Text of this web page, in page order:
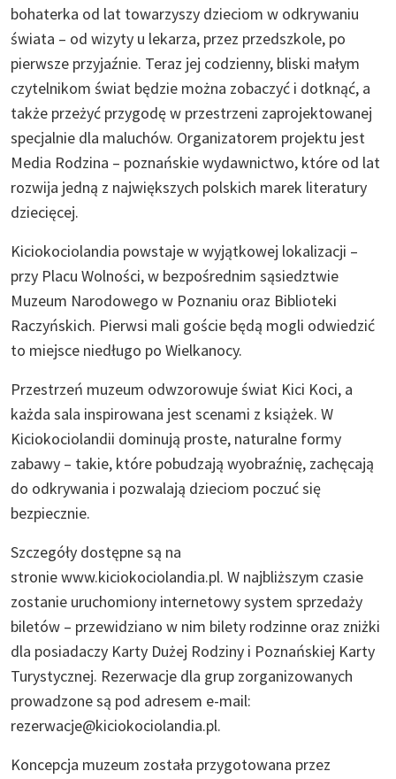
bohaterka od lat towarzyszy dzieciom w odkrywaniu
świata – od wizyty u lekarza, przez przedszkole, po
pierwsze przyjaźnie. Teraz jej codzienny, bliski małym
czytelnikom świat będzie można zobaczyć i dotknąć, a
także przeżyć przygodę w przestrzeni zaprojektowanej
specjalnie dla maluchów. Organizatorem projektu jest
Media Rodzina – poznańskie wydawnictwo, które od lat
rozwija jedną z największych polskich marek literatury
dziecięcej.
Kiciokociolandia powstaje w wyjątkowej lokalizacji –
przy Placu Wolności, w bezpośrednim sąsiedztwie
Muzeum Narodowego w Poznaniu oraz Biblioteki
Raczyńskich. Pierwsi mali goście będą mogli odwiedzić
to miejsce niedługo po Wielkanocy.
Przestrzeń muzeum odwzorowuje świat Kici Koci, a
każda sala inspirowana jest scenami z książek. W
Kiciokociolandii dominują proste, naturalne formy
zabawy – takie, które pobudzają wyobraźnię, zachęcają
do odkrywania i pozwalają dzieciom poczuć się
bezpiecznie.
Szczegóły dostępne są na
stronie www.kiciokociolandia.pl. W najbliższym czasie
zostanie uruchomiony internetowy system sprzedaży
biletów – przewidziano w nim bilety rodzinne oraz zniżki
dla posiadaczy Karty Dużej Rodziny i Poznańskiej Karty
Turystycznej. Rezerwacje dla grup zorganizowanych
prowadzone są pod adresem e-mail:
rezerwacje@kiciokociolandia.pl.
Koncepcja muzeum została przygotowana przez